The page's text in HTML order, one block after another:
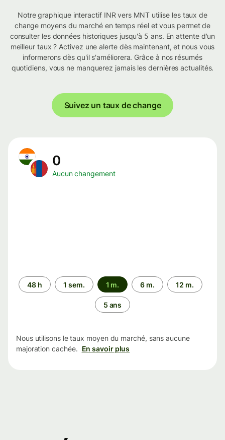
Notre graphique interactif INR vers MNT utilise les taux de
change moyens du marché en temps réel et vous permet de
consulter les données historiques jusqu'à 5 ans. En attente d'un
meilleur taux ? Activez une alerte dès maintenant, et nous vous
informerons dès qu'il s'améliorera. Grâce à nos résumés
quotidiens, vous ne manquerez jamais les dernières actualités.
Suivez un taux de change
0
Aucun changement
Période
48 h 1 sem. 1 m. 6 m. 12 m.
5 ans
Nous utilisons le taux moyen du marché, sans aucune
majoration cachée. En savoir plus